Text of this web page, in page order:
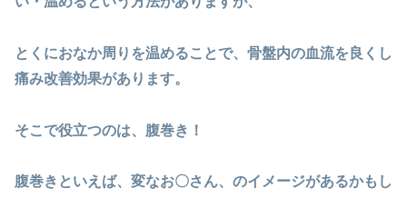
とくにおなか周りを温めることで、骨盤内の血流を良くし
痛み改善効果があります。
そこで役立つのは、腹巻き！
腹巻きといえば、変なお〇さん、のイメージがあるかもし